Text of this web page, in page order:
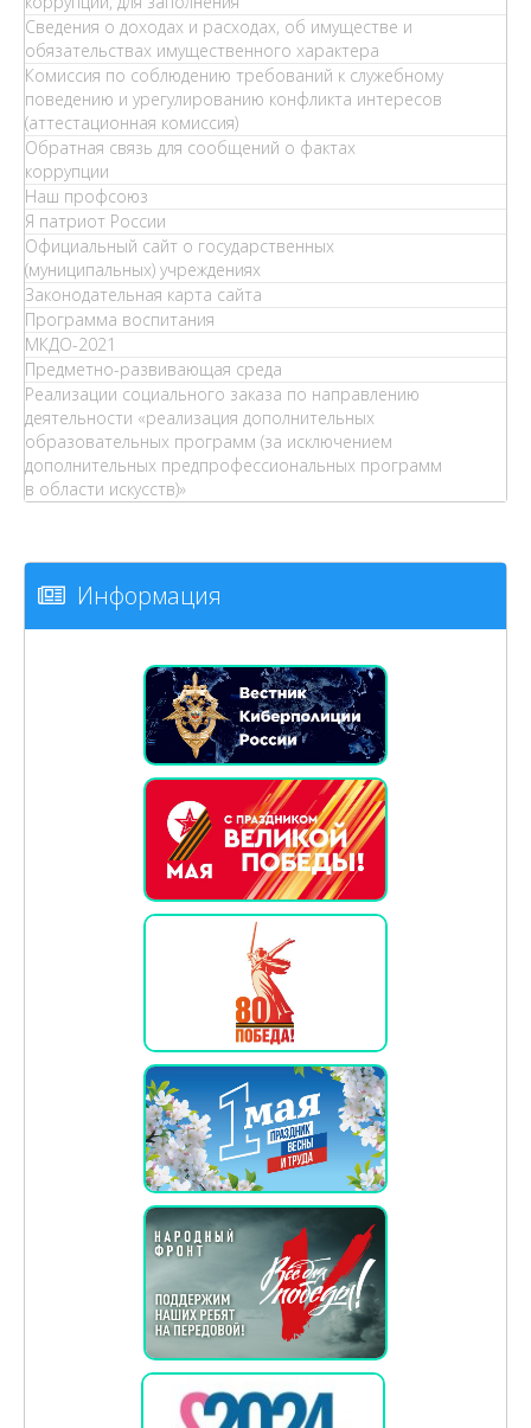
Сведения о доходах и расходах, об имуществе и
обязательствах имущественного характера
Комиссия по соблюдению требований к служебному
поведению и урегулированию конфликта интересов
(аттестационная комиссия)
Обратная связь для сообщений о фактах
коррупции
Наш профсоюз
Я патриот России
Официальный сайт о государственных
(муниципальных) учреждениях
Законодательная карта сайта
Программа воспитания
МКДО-2021
Предметно-развивающая среда
Реализации социального заказа по направлению
деятельности «реализация дополнительных
образовательных программ (за исключением
дополнительных предпрофессиональных программ
в области искусств)»
Информация